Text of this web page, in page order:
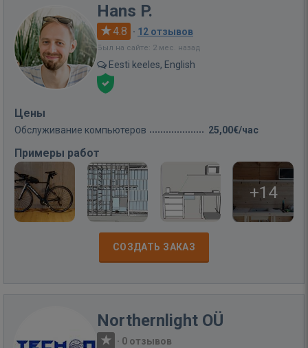
Hans P.
4.8 · 12 отзывов
Был на сайте: 2 мес. назад
Eesti keeles, English
Цены
Обслуживание компьютеров 25,00€/час
Примеры работ
+14
СОЗДАТЬ ЗАКАЗ
Northernlight OÜ
· 0 отзывов